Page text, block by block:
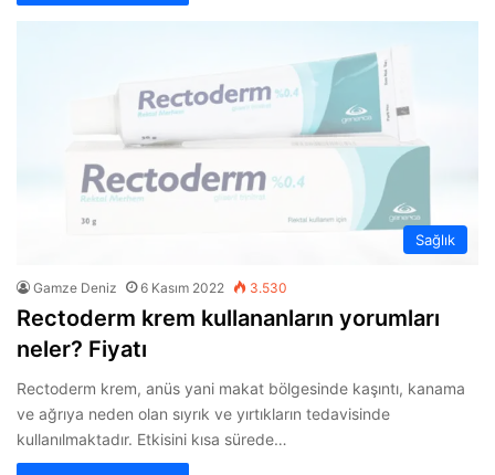
Sağlık
Gamze Deniz 6 Kasım 2022 3.530
Rectoderm krem kullananların yorumları
neler? Fiyatı
Rectoderm krem, anüs yani makat bölgesinde kaşıntı, kanama
ve ağrıya neden olan sıyrık ve yırtıkların tedavisinde
kullanılmaktadır. Etkisini kısa sürede…